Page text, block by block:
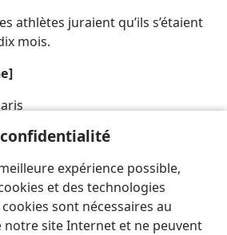
expérience possible,
et des technologies
sont nécessaires au
site Internet et ne peuvent
athlètes juraient qu’ils s’étaient
mois.
page 29]